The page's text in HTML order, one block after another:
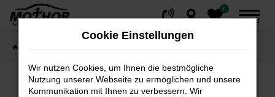
Zum
0
MENÜ
Cookie Einstellungen
Wir nutzen Cookies, um Ihnen die bestmögliche
Nutzung unserer Webseite zu ermöglichen und unsere
Kommunikation mit Ihnen zu verbessern. Wir